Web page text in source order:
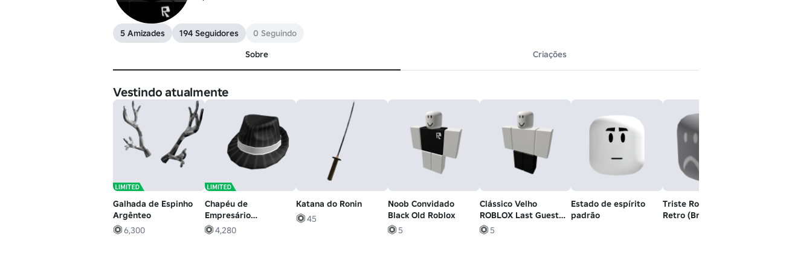
5 Amizades 194 Seguidores
0 Seguindo
Sobre
Criações
Vestindo atualmente
Galhada de Espinho
Argênteo
6,300
Chapéu de
Empresário
Perfeitamente
Legítimo
4,280
Katana do Ronin
45
Noob Convidado
Black Old Roblox
5
Clássico Velho
ROBLOX Last Guest
666 OG Logo Preto
5
Estado de espírito
padrão
Triste Rosto Clássico
Retro (Branco) -